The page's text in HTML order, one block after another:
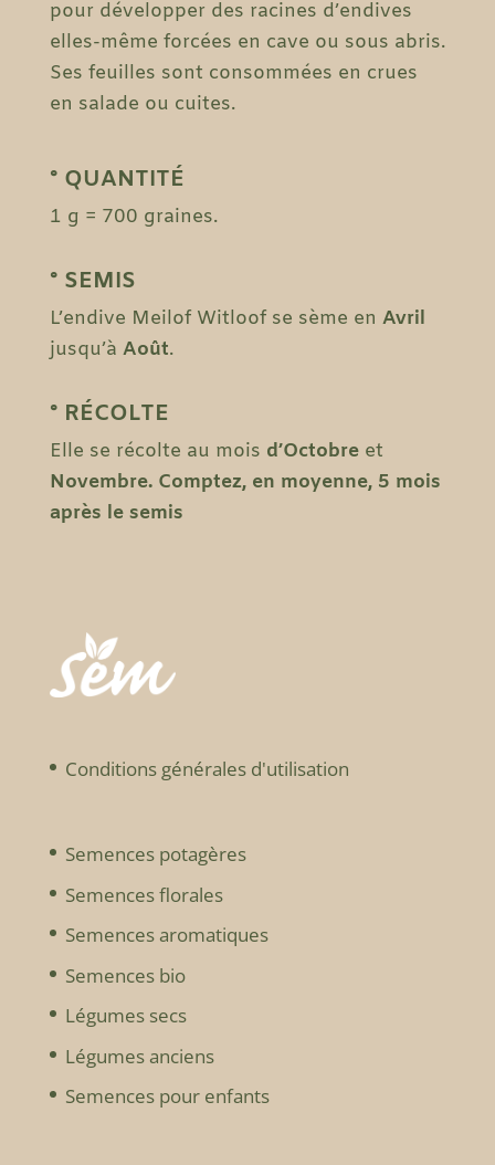
pour développer des racines d’endives
elles-même forcées en cave ou sous abris.
Ses feuilles sont consommées en crues
en salade ou cuites.
° QUANTITÉ
1 g = 700 graines.
° SEMIS
L’endive Meilof Witloof se sème en Avril
jusqu’à Août.
° RÉCOLTE
Elle se récolte au mois d’Octobreet
Novembre. Comptez, en moyenne, 5 mois
après le semis
Conditions générales d'utilisation
Semences potagères
Semences florales
Semences aromatiques
Semences bio
Légumes secs
Légumes anciens
Semences pour enfants